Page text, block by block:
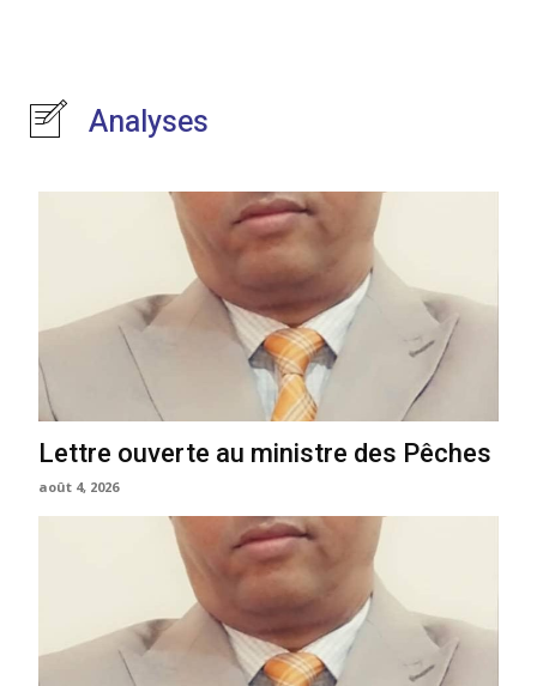
Analyses
Lettre ouverte au ministre des Pêches
août 4, 2026